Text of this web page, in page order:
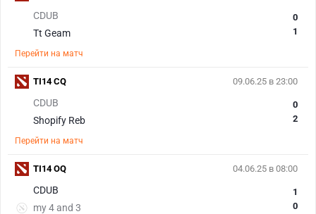
CDUB
Tt Geam
0
1
Перейти на матч
09.06.25 в 23:00
CDUB
Shopify Reb
0
2
Перейти на матч
TI14 CQ
04.06.25 в 08:00
CDUB
my 4 and 3
1
0
TI14 OQ